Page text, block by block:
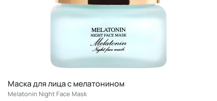
Маска для лица с мелатонином
Melatonin Night Face Mask